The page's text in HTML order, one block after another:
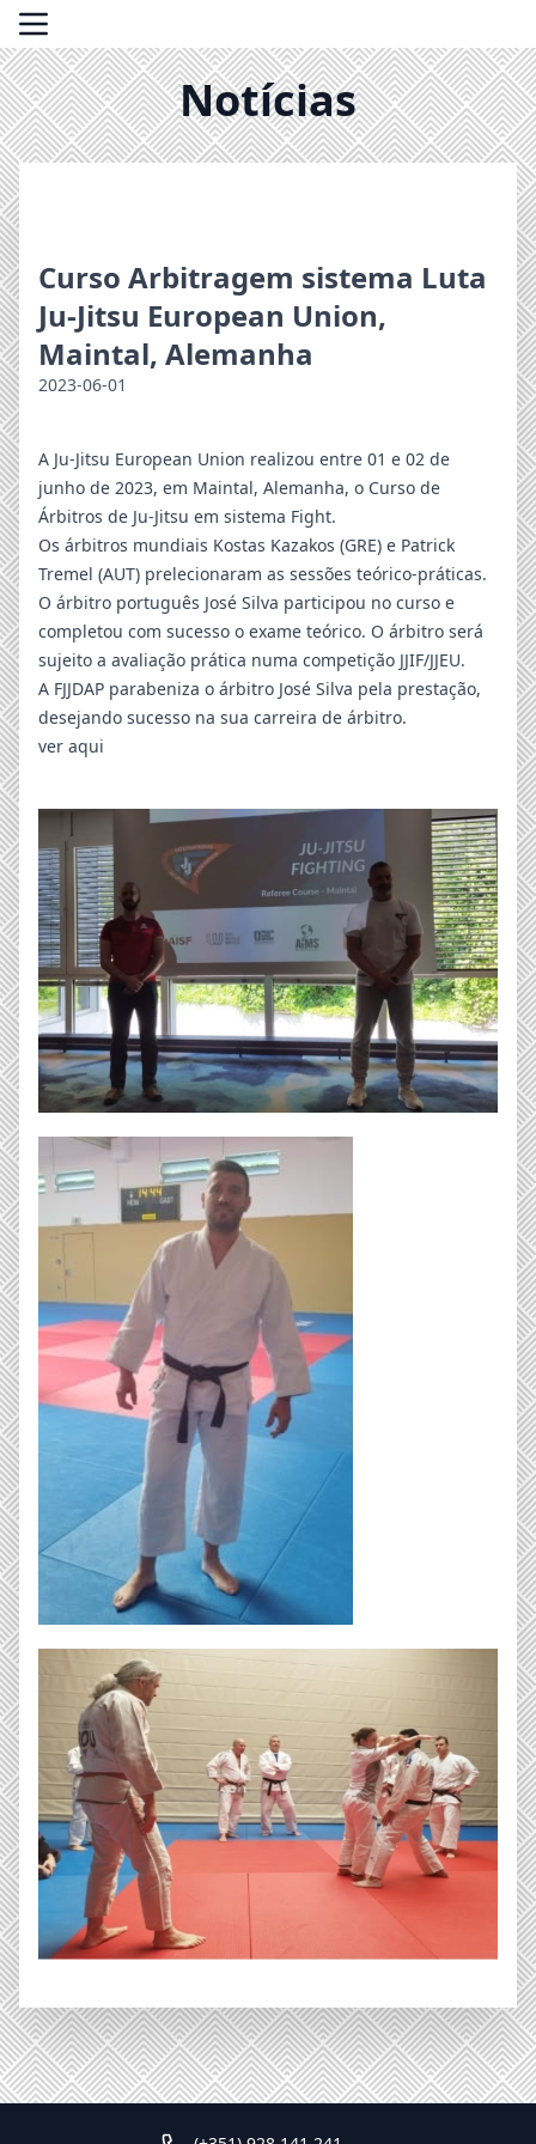
Notícias
Curso Arbitragem sistema Luta
Ju-Jitsu European Union,
Maintal, Alemanha
2023-06-01
A Ju-Jitsu European Union realizou entre 01 e 02 de
junho de 2023, em Maintal, Alemanha, o Curso de
Árbitros de Ju-Jitsu em sistema Fight.
Os árbitros mundiais Kostas Kazakos (GRE) e Patrick
Tremel (AUT) prelecionaram as sessões teórico-práticas.
O árbitro português José Silva participou no curso e
completou com sucesso o exame teórico. O árbitro será
sujeito a avaliação prática numa competição JJIF/JJEU.
A FJJDAP parabeniza o árbitro José Silva pela prestação,
desejando sucesso na sua carreira de árbitro.
ver aqui